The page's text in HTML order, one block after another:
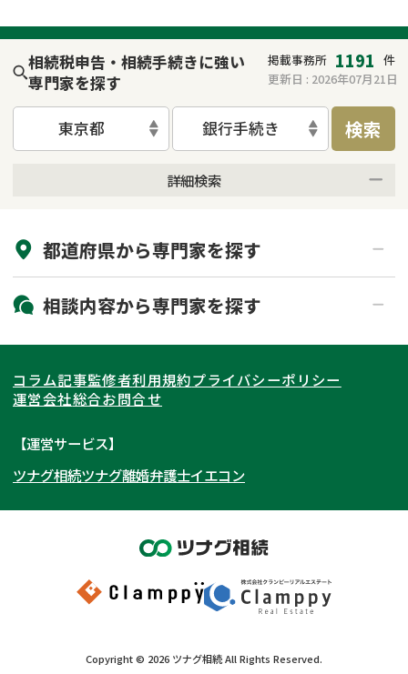
相続税申告・相続手続きに強い
専門家を探す
掲載事務所 1191 件
更新日 : 2026年07月21日
東京都 銀行手続き 検索
詳細検索
初回相談無料
土日祝の相談可能
都道府県から専門家を探す
北海道・東北
北海道 青森県
岩手県 宮城県
秋田県
福島県
関東
東京都 神奈川県
埼玉県
茨城県 群馬県
東海
愛知県
岐阜県 山梨県
関西
大阪府 京都府
奈良県
和歌山県
北陸・甲信越
石川県
富山県
岡山県
九州・沖縄
相談内容から専門家を探す
相続登記
遺産分割
相続手続き
家族信託
成年後見・任意後見
相続財産調査
不動産評価(相続不動産)
相続トラブル
コラム記事監修者利用規約プライバシーポリシー
運営会社総合お問合せ
【運営サービス】
ツナグ相続ツナグ離婚弁護士イエコン
Copyright © 2026 ツナグ相続All Rights Reserved.